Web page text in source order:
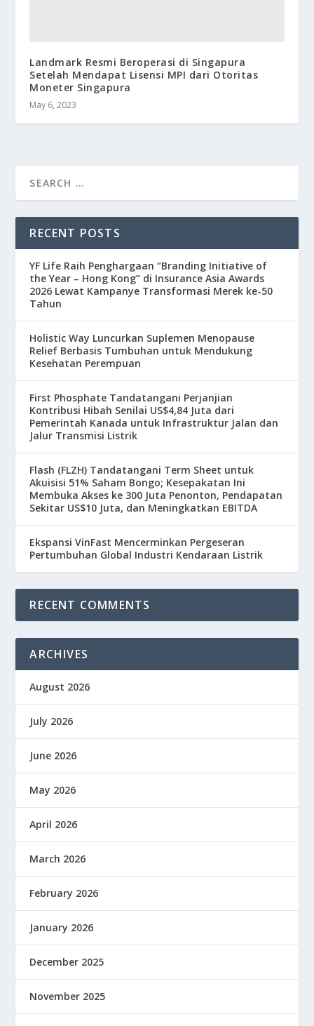
Landmark Resmi Beroperasi di Singapura
Setelah Mendapat Lisensi MPI dari Otoritas
Moneter Singapura
May 6, 2023
RECENT POSTS
YF Life Raih Penghargaan “Branding Initiative of
the Year – Hong Kong” di Insurance Asia Awards
2026 Lewat Kampanye Transformasi Merek ke-50
Tahun
Holistic Way Luncurkan Suplemen Menopause
Relief Berbasis Tumbuhan untuk Mendukung
Kesehatan Perempuan
First Phosphate Tandatangani Perjanjian
Kontribusi Hibah Senilai US$4,84 Juta dari
Pemerintah Kanada untuk Infrastruktur Jalan dan
Jalur Transmisi Listrik
Flash (FLZH) Tandatangani Term Sheet untuk
Akuisisi 51% Saham Bongo; Kesepakatan Ini
Membuka Akses ke 300 Juta Penonton, Pendapatan
Sekitar US$10 Juta, dan Meningkatkan EBITDA
Ekspansi VinFast Mencerminkan Pergeseran
Pertumbuhan Global Industri Kendaraan Listrik
RECENT COMMENTS
ARCHIVES
August 2026
July 2026
June 2026
May 2026
April 2026
March 2026
February 2026
January 2026
December 2025
November 2025